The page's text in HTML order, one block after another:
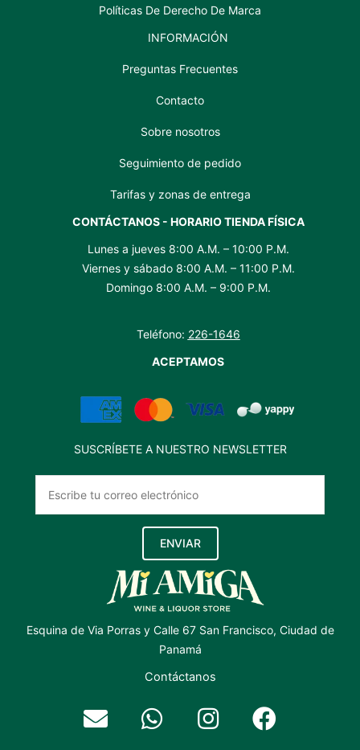
Políticas De Derecho De Marca
INFORMACIÓN
Preguntas Frecuentes
Contacto
Sobre nosotros
Seguimiento de pedido
Tarifas y zonas de entrega
CONTÁCTANOS - HORARIO TIENDA FÍSICA
Lunes a jueves 8:00 A.M. – 10:00 P.M.
Viernes y sábado 8:00 A.M. – 11:00 P.M.
Domingo 8:00 A.M. – 9:00 P.M.
Teléfono: 226-1646
ACEPTAMOS
SUSCRÍBETE A NUESTRO NEWSLETTER
ENVIAR
Esquina de Via Porras y Calle 67 San Francisco, Ciudad de
Panamá
Contáctanos